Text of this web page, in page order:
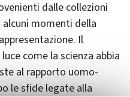
dalle collezioni
momenti della
Il
come la scienza abbia
al rapporto uomo-
le sfide legate alla